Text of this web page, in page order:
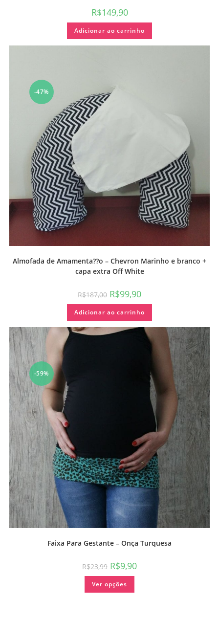
R$149,90
Adicionar ao carrinho
-47%
Almofada de Amamenta??o – Chevron Marinho e branco +
capa extra Off White
R$187,00 R$99,90
Adicionar ao carrinho
-59%
Faixa Para Gestante – Onça Turquesa
R$23,99 R$9,90
Ver opções